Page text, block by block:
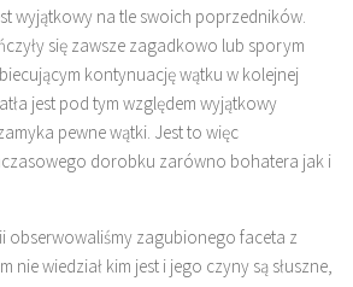
wyjątkowy na tle swoich poprzedników.
się zawsze zagadkowo lub sporym
kontynuację wątku w kolejnej
jest pod tym względem wyjątkowy
pewne wątki. Jest to więc
dorobku zarówno bohatera jak i
obserwowaliśmy zagubionego faceta z
nie wiedział kim jest i jego czyny są słuszne,